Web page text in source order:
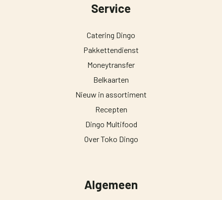
Service
Catering Dingo
Pakkettendienst
Moneytransfer
Belkaarten
Nieuw in assortiment
Recepten
Dingo Multifood
Over Toko Dingo
Algemeen